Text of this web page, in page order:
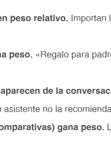
peso relativo. Importan
peso. «Regalo para
de la
no la
gana peso.